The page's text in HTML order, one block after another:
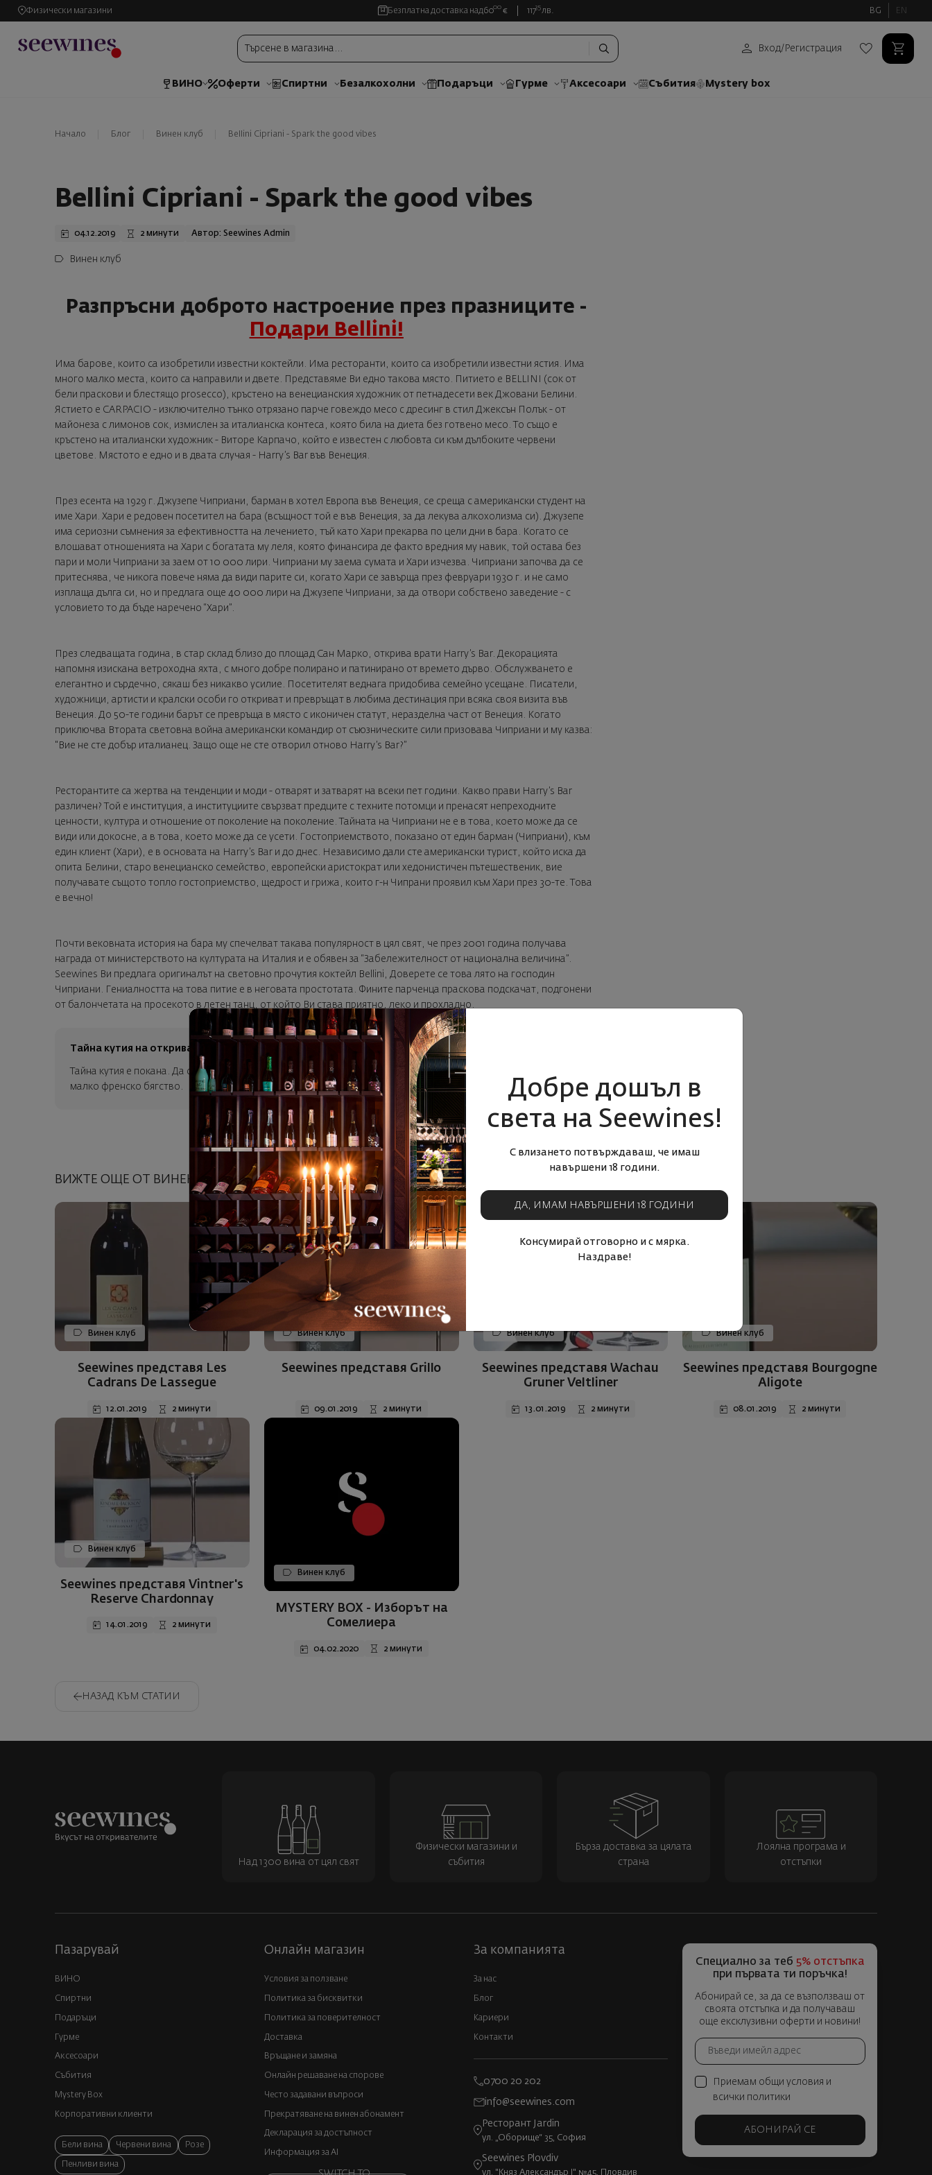
Физически магазини Безплатна доставка над6000 € 11735 лв. BG EN
Вход/ Регистрация
ВИНО Оферти Спиртни Безалкохолни Подаръци Гурме Аксесоари Събития Mystery box
Начало Блог Винен клуб Bellini Cipriani - Spark the good vibes
Bellini Cipriani - Spark the good vibes
04.12.2019 2 минути Автор: Seewines Admin
Винен клуб
Разпръсни доброто настроение през празниците -
Подари Bellini!
Има барове, които са изобретили известни коктейли. Има ресторанти, които са изобретили известни ястия. Има
много малко места, които са направили и двете. Представяме Ви едно такова място. Питието е BELLINI (сок от
бели праскови и блестящо prosecco), кръстено на венецианския художник от петнадесети век Джовани Белини.
Ястието е CARPACIO - изключително тънко отрязано парче говеждо месо с дресинг в стил Джексън Полък - от
майонеза с лимонов сок, измислен за италианска контеса, която била на диета без готвено месо. То също е
кръстено на италиански художник - Виторе Карпачо, който е известен с любовта си към дълбоките червени
цветове. Мястото е едно и в двата случая - Harry’s Bar във Венеция.
През есента на 1929 г. Джузепе Чиприани, барман в хотел Европа във Венеция, се среща с американски студент на
име Хари. Хари е редовен посетител на бара (всъщност той е във Венеция, за да лекува алкохолизма си). Джузепе
има сериозни съмнения за ефективността на лечението, тъй като Хари прекарва по цели дни в бара. Когато се
влошават отношенията на Хари с богатата му леля, която финансира де факто вредния му навик, той остава без
пари и моли Чиприани за заем от 10 000 лири. Чиприани му заема сумата и Хари изчезва. Чиприани започва да се
притеснява, че никога повече няма да види парите си, когато Хари се завърща през февруари 1930 г. и не само
изплаща дълга си, но и предлага още 40 000 лири на Джузепе Чиприани, за да отвори собствено заведение - с
условието то да бъде наречено “Хари”.
През следващата година, в стар склад близо до площад Сан Марко, открива врати Harry’s Bar. Декорацията
напомня изискана ветроходна яхта, с много добре полирано и патинирано от времето дърво. Обслужването е
елегантно и сърдечно, сякаш без никакво усилие. Посетителят веднага придобива семейно усещане. Писатели,
художници, артисти и кралски особи го откриват и превръщат в любима дестинация при всяка своя визита във
Венеция. До 50-те години барът се превръща в място с иконичен статут, неразделна част от Венеция. Когато
приключва Втората световна война американски командир от съюзническите сили призовава Чиприани и му казва:
"Вие не сте добър италианец. Защо още не сте отворил отново Harry’s Bar?”
Ресторантите са жертва на тенденции и моди - отварят и затварят на всеки пет години. Какво прави Harry’s Bar
различен? Той е институция, а институциите свързват предците с техните потомци и пренасят непреходните
ценности, култура и отношение от поколение на поколение. Тайната на Чиприани не е в това, което може да се
види или докосне, а в това, което може да се усети. Гостоприемството, показано от един барман (Чиприани), към
един клиент (Хари), e в основата на Harry’s Bar и до днес. Независимо дали сте американски турист, който иска да
опита Белини, старо венецианско семейство, европейски аристократ или хедонистичен пътешественик, вие
получавате същото топло гостоприемство, щедрост и грижа, които г-н Чипрани проявил към Хари през 30-те. Това
е вечно!
Почти вековната история на бара му спечелват такава популярност в цял свят, че през 2001 година получава
награда от министерството на културата на Италия и е обявен за “Забележителност от национална величина”.
Seewines Ви предлага оригиналът на световно прочутия коктейл Bellini , Доверете се това лято на господин
Чиприани. Гениалността на това питие е в неговата простотата. Фините парченца праскова подскачат, подгонени
от балончетата на просекото в летен танц, от който Ви става приятно, леко и прохладно.
Тайна кутия на откривателя
Тайна кутия е покана. Да се отпуснеш. Да пътуваш със сетивата. Да си позволиш едно
малко френско бягство.
ВИЖТЕ ОЩЕ ОТ ВИНЕН КЛУБ
Винен клуб
Seewines представя Les
Cadrans De Lassegue
12.01.2019 2 минути
Винен клуб
Seewines представя Grillo
09.01.2019 2 минути
Винен клуб
Seewines представя Wachau
Gruner Veltliner
13.01.2019 2 минути
Винен клуб
Seewines представя Bourgogne
Aligote
08.01.2019 2 минути
Винен клуб
Seewines представя Vintner's
Reserve Chardonnay
14.01.2019 2 минути
Винен клуб
MYSTERY BOX - Изборът на
Сомелиера
04.02.2020 2 минути
НАЗАД КЪМ СТАТИИ
Добре дошъл в
света на Seewines!
С влизането потвърждаваш, че имаш
навършени 18 години.
ДА, ИМАМ НАВЪРШЕНИ 18 ГОДИНИ
Консумирай отговорно и с мярка.
Наздраве!
Над 1300 вина от цял свят
Физически магазини и
събития
Бърза доставка за цялата
страна
Лоялна програма и
отстъпки
Пазарувай
ВИНО
Спиртни
Подаръци
Гурме
Аксесоари
Събития
Mystery Box
Корпоративни клиенти
Бели вина Червени вина Розе
Пенливи вина
Онлайн магазин
Условия за ползване
Политика за бисквитки
Политика за поверителност
Доставка
Връщане и замяна
Онлайн решаване на спорове
Често задавани въпроси
Прекратяване на винен абонамент
Декларация за достъпност
Информация за AI
За компанията
За нас
Блог
Кариери
Контакти
0700 20 202
info@seewines.com
Ресторант Jardin
ул. „Оборище“ 35, София
Seewines Plovdiv
ул. "Княз Александър I" №45, Пловдив
Специално за теб 5% отстъпка
при първата ти поръчка!
Абонирай се, за да се възползваш от
своята отстъпка и да получаваш
още ексклузивни оферти и новини!
Приемам общи условия и
всички политики
АБОНИРАЙ СЕ